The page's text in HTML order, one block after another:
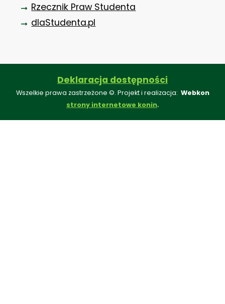
Rzecznik Praw Studenta
dlaStudenta.pl
Deklaracja dostępności
Wszelkie prawa zastrzeżone ©. Projekt i realizacja: Webkon
strony internetowe konin.